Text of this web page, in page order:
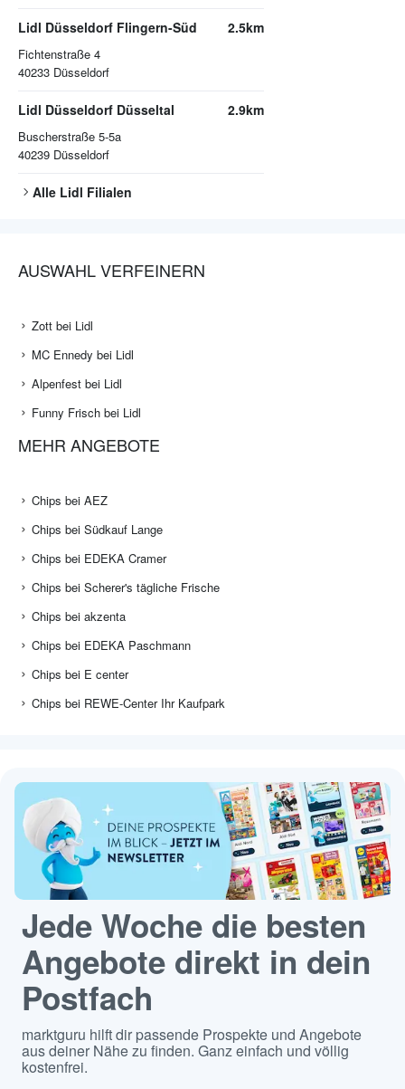
Lidl Düsseldorf Flingern-Süd
Fichtenstraße 4
40233 Düsseldorf
2.5km
Lidl Düsseldorf Düsseltal
Buscherstraße 5-5a
40239 Düsseldorf
2.9km
Alle Lidl Filialen
AUSWAHL VERFEINERN
Zott bei Lidl
MC Ennedy bei Lidl
Alpenfest bei Lidl
Funny Frisch bei Lidl
MEHR ANGEBOTE
Chips bei AEZ
Chips bei Südkauf Lange
Chips bei EDEKA Cramer
Chips bei Scherer's tägliche Frische
Chips bei akzenta
Chips bei EDEKA Paschmann
Chips bei E center
Chips bei REWE-Center Ihr Kaufpark
Jede Woche die besten
Angebote direkt in dein
Postfach
marktguru hilft dir passende Prospekte und Angebote
aus deiner Nähe zu finden. Ganz einfach und völlig
kostenfrei.